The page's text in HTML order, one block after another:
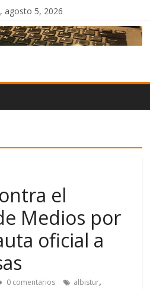
agosto 5, 2026
el
Medios por
oficial a
0 comentarios albistur,